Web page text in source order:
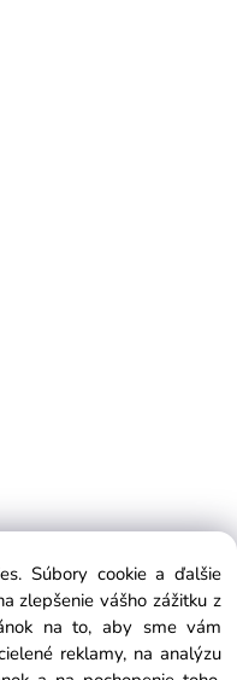
rights reserved
Súbory cookie a ďalšie
zlepšenie vášho zážitku z
na to, aby sme vám
reklamy, na analýzu